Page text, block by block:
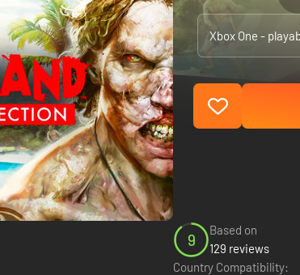
9
Based on
129 reviews
Country Compatibility: